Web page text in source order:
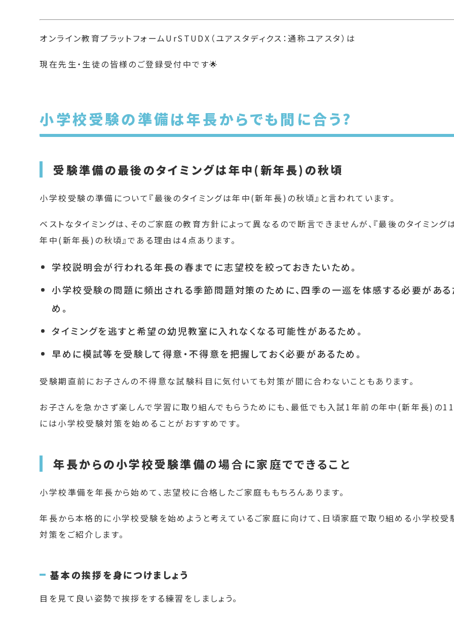
オンライン教育プラットフォームUrSTUDX（ユアスタディクス：通称ユアスタ）は
現在先生・生徒の皆様のご登録受付中です🌟
小学校受験の準備は年長からでも間に合う?
受験準備の最後のタイミングは年中(新年長)の秋頃
小学校受験の準備について『最後のタイミングは年中(新年長)の秋頃』と言われています。
ベストなタイミングは、そのご家庭の教育方針によって異なるので断言できませんが、『最後のタイミング
年中(新年長)の秋頃』である理由は4点あります。
学校説明会が行われる年長の春までに志望校を絞っておきたいため。
小学校受験の問題に頻出される季節問題対策のために、四季の一巡を体感する必要がある
め。
タイミングを逃すと希望の幼児教室に入れなくなる可能性があるため。
早めに模試等を受験して得意・不得意を把握しておく必要があるため。
受験期直前にお子さんの不得意な試験科目に気付いても対策が間に合わないこともあります。
お子さんを急かさず楽しんで学習に取り組んでもらうためにも、最低でも入試1年前の年中(新年長)の
には小学校受験対策を始めることがおすすめです。
年長からの小学校受験準備の場合に家庭でできること
小学校準備を年長から始めて、志望校に合格したご家庭ももちろんあります。
年長から本格的に小学校受験を始めようと考えているご家庭に向けて、日頃家庭で取り組める小学校受
対策をご紹介します。
基本の挨拶を身につけましょう
目を見て良い姿勢で挨拶をする練習をしましょう。